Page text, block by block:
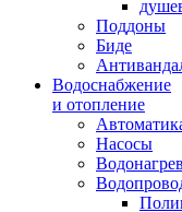
Поддоны
Биде
Водоснабжение
и отопление
Насосы